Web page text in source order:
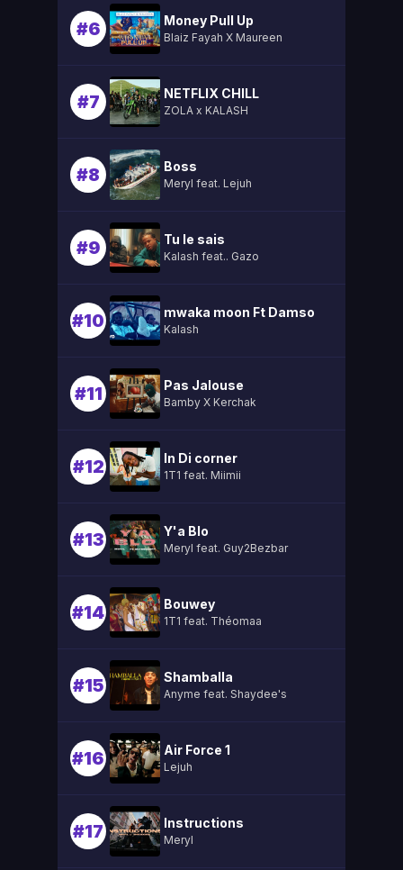
#6 Money Pull Up
Blaiz Fayah X Maureen
#7 NETFLIX CHILL
ZOLA x KALASH
#8 Boss
Meryl feat. Lejuh
#9 Tu le sais
Kalash feat.. Gazo
#10 mwaka moon Ft Damso
Kalash
#11 Pas Jalouse
Bamby X Kerchak
#12 In Di corner
1T1 feat. Miimii
#13 Y'a Blo
Meryl feat. Guy2Bezbar
#14 Bouwey
1T1 feat. Théomaa
#15 Shamballa
Anyme feat. Shaydee's
#16 Air Force 1
Lejuh
#17 Instructions
Meryl